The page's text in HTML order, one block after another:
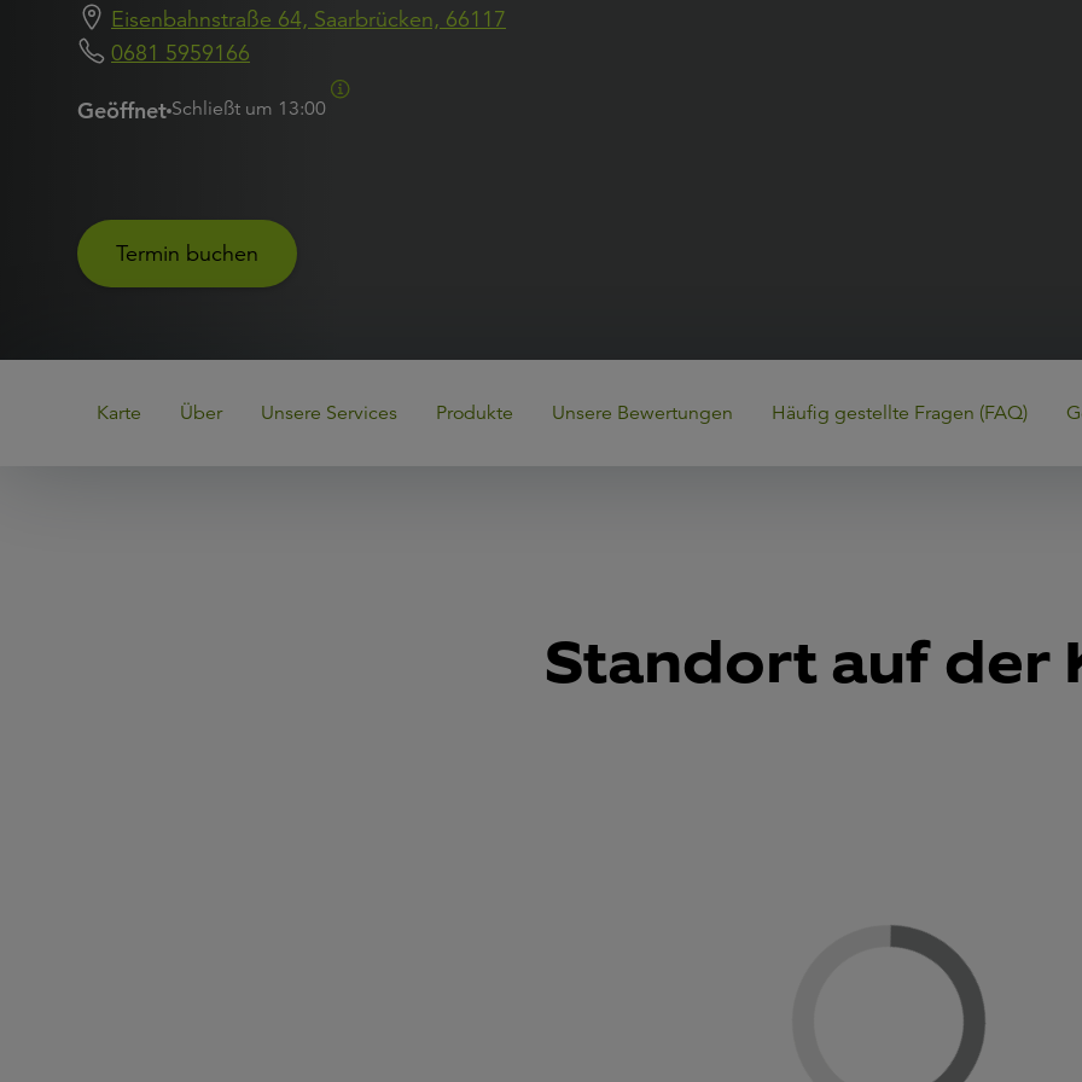
Eisenbahnstraße 64, Saarbrücken, 66117
0681 5959166
Geöffnet Schließt um 13:00
Termin buchen
Karte Über Unsere Services Produkte Unsere Bewertungen Häufig gestellte Fragen (FAQ)
Standort auf der
Loading...